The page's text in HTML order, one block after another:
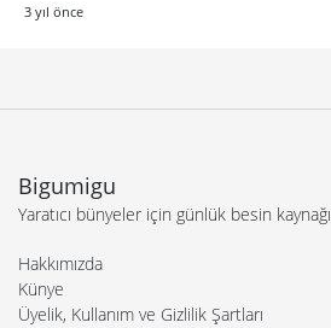
3 yıl önce
Bigumigu
Yaratıcı bünyeler için günlük besin kaynağı
Hakkımızda
Künye
Üyelik, Kullanım ve Gizlilik Şartları